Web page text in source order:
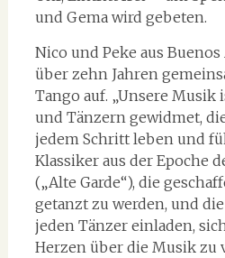
und Gema wird gebeten.
Nico und Peke aus
über zehn Jahren
Tango auf. „Unsere
und Tänzern gewidmet,
jedem Schritt leben und
Klassiker aus der Epoche
(„Alte Garde“), die
getanzt zu werden, und
jeden Tänzer einladen,
Herzen über die Musik zu